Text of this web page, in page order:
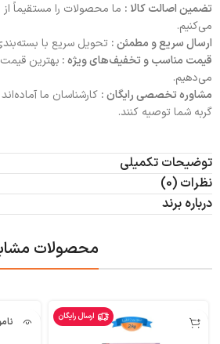
تضمین اصالت کالا : ما محصولات را مستقیماً
می‌کنیم.
ارسال سریع و مطمئن : تحویل سریع با
قیمت مناسب و تخفیف‌های ویژه : بهترین
می‌دهیم.
مشاوره تخصصی رایگان : کارشناسان ما
گربه شما توصیه کنند.
توضیحات تکمیلی
نظرات (0)
درباره برند
محصولات
ارسال رایگان